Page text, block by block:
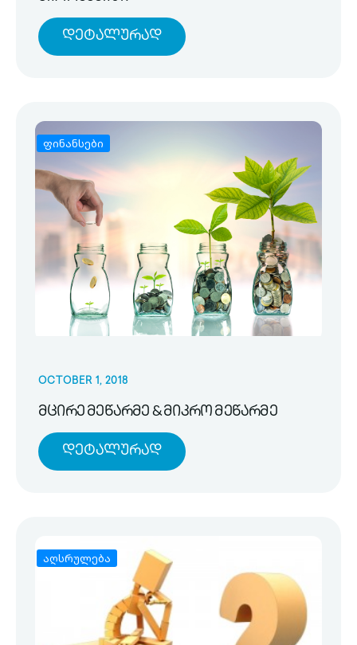
Დეტალურად
ფინანსები
OCTOBER 1, 2018
მცირე მეწარმე & მიკრო მეწარმე
Დეტალურად
აღსრულება